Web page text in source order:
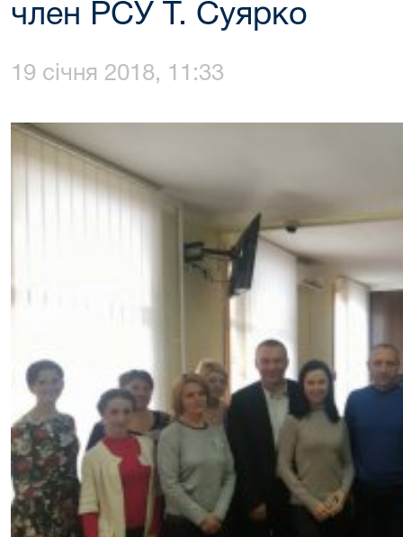
член РСУ Т. Суярко
19 січня 2018, 11:33